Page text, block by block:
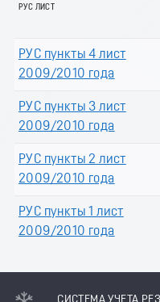
РУС ЛИСТ
РУС пункты 4 лист
2009/2010 года
РУС пункты 3 лист
2009/2010 года
РУС пункты 2 лист
2009/2010 года
РУС пункты 1 лист
2009/2010 года